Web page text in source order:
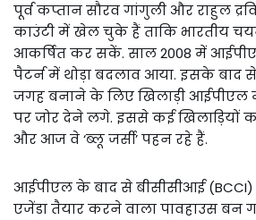
पूर्व कप्तान सौरव गांगुली और राहुल
काउंटी में खेल चुके हैं ताकि भारतीय
आकर्षित कर सकें. साल 2008 में
पैटर्न में थोड़ा बदलाव आया. इसके बाद
जगह बनाने के लिए खिलाड़ी आईपीएल
पर जोर देने लगे. इससे कई खिलाड़ियों
और आज वे ‘ब्लू जर्सी’ पहन रहे हैं.
आईपीएल के बाद से बीसीसीआई
एजेंडा तैयार करने वाला पावहाउस बन